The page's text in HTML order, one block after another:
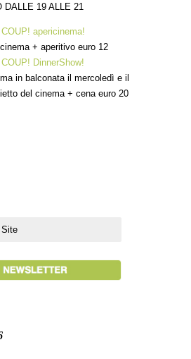
19 ALLE 21
apericinema!
+ aperitivo euro 12
DinnerShow!
in balconata il mercoledì e il
del cinema + cena euro 20